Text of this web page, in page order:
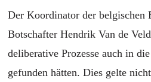
Der Koordinator der belgischen
Botschafter Hendrik Van de
deliberative Prozesse auch in
gefunden hätten. Dies gelte